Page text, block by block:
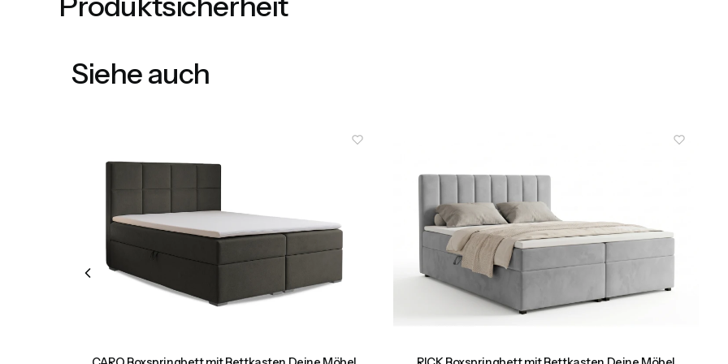
Siehe auch